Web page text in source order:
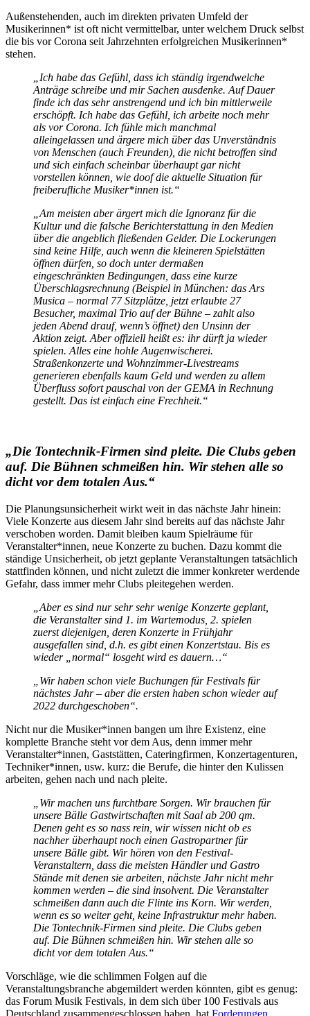
Außenstehenden, auch im direkten privaten Umfeld der
Musikerinnen* ist oft nicht vermittelbar, unter welchem Druck selbst
die bis vor Corona seit Jahrzehnten erfolgreichen Musikerinnen*
stehen.
„Ich habe das Gefühl, dass ich ständig irgendwelche
Anträge schreibe und mir Sachen ausdenke. Auf Dauer
finde ich das sehr anstrengend und ich bin mittlerweile
erschöpft. Ich habe das Gefühl, ich arbeite noch mehr
als vor Corona. Ich fühle mich manchmal
alleingelassen und ärgere mich über das Unverständnis
von Menschen (auch Freunden), die nicht betroffen sind
und sich einfach scheinbar überhaupt gar nicht
vorstellen können, wie doof die aktuelle Situation für
freiberufliche Musiker*innen ist.“
„Am meisten aber ärgert mich die Ignoranz für die
Kultur und die falsche Berichterstattung in den Medien
über die angeblich fließenden Gelder. Die Lockerungen
sind keine Hilfe, auch wenn die kleineren Spielstätten
öffnen dürfen, so doch unter dermaßen
eingeschränkten Bedingungen, dass eine kurze
Überschlagsrechnung (Beispiel in München: das Ars
Musica – normal 77 Sitzplätze, jetzt erlaubte 27
Besucher, maximal Trio auf der Bühne – zahlt also
jeden Abend drauf, wenn’s öffnet) den Unsinn der
Aktion zeigt. Aber offiziell heißt es: ihr dürft ja wieder
spielen. Alles eine hohle Augenwischerei.
Straßenkonzerte und Wohnzimmer-Livestreams
generieren ebenfalls kaum Geld und werden zu allem
Überfluss sofort pauschal von der GEMA in Rechnung
gestellt. Das ist einfach eine Frechheit.“
„Die Tontechnik-Firmen sind pleite. Die Clubs geben
auf. Die Bühnen schmeißen hin. Wir stehen alle so
dicht vor dem totalen Aus.“
Die Planungsunsicherheit wirkt weit in das nächste Jahr hinein:
Viele Konzerte aus diesem Jahr sind bereits auf das nächste Jahr
verschoben worden. Damit bleiben kaum Spielräume für
Veranstalter*innen, neue Konzerte zu buchen. Dazu kommt die
ständige Unsicherheit, ob jetzt geplante Veranstaltungen tatsächlich
stattfinden können, und nicht zuletzt die immer konkreter werdende
Gefahr, dass immer mehr Clubs pleitegehen werden.
„Aber es sind nur sehr sehr wenige Konzerte geplant,
die Veranstalter sind 1. im Wartemodus, 2. spielen
zuerst diejenigen, deren Konzerte in Frühjahr
ausgefallen sind, d.h. es gibt einen Konzertstau. Bis es
wieder „normal“ losgeht wird es dauern…“
„Wir haben schon viele Buchungen für Festivals für
nächstes Jahr – aber die ersten haben schon wieder auf
2022 durchgeschoben“.
Nicht nur die Musiker*innen bangen um ihre Existenz, eine
komplette Branche steht vor dem Aus, denn immer mehr
Veranstalter*innen, Gaststätten, Cateringfirmen, Konzertagenturen,
Techniker*innen, usw. kurz: die Berufe, die hinter den Kulissen
arbeiten, gehen nach und nach pleite.
Wir machen uns furchtbare Sorgen. Wir brauchen für
unsere Bälle Gastwirtschaften mit Saal ab 200 qm.
Denen geht es so nass rein, wir wissen nicht ob es
nachher überhaupt noch einen Gastropartner für
unsere Bälle gibt. Wir hören von den Festival-
Veranstaltern, dass die meisten Händler und Gastro
Stände mit denen sie arbeiten, nächste Jahr nicht mehr
kommen werden – die sind insolvent. Die Veranstalter
schmeißen dann auch die Flinte ins Korn. Wir werden,
wenn es so weiter geht, keine Infrastruktur mehr haben.
Die Tontechnik-Firmen sind pleite. Die Clubs geben
auf. Die Bühnen schmeißen hin. Wir stehen alle so
dicht vor dem totalen Aus.“
Vorschläge, wie die schlimmen Folgen auf die
Veranstaltungsbranche abgemildert werden könnten, gibt es genug:
das Forum Musik Festivals, in dem sich über 100 Festivals aus
Deutschland zusammengeschlossen haben, hat Forderungen